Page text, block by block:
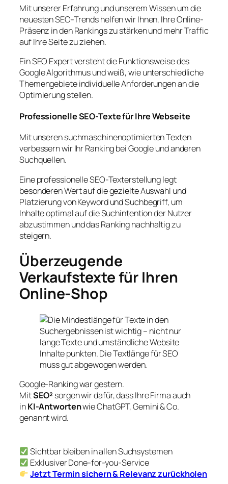
Mit unserer Erfahrung und unserem Wissen um die
neuesten SEO-Trends helfen wir Ihnen, Ihre Online-
Präsenz in den Rankings zu stärken und mehr Traffic
auf Ihre Seite zu ziehen.
Ein SEO Expert versteht die Funktionsweise des
Google Algorithmus und weiß, wie unterschiedliche
Themengebiete individuelle Anforderungen an die
Optimierung stellen.
Professionelle SEO-Texte für Ihre Webseite
Mit unseren suchmaschinenoptimierten Texten
verbessern wir Ihr Ranking bei Google und anderen
Suchquellen.
Eine professionelle SEO-Texterstellung legt
besonderen Wert auf die gezielte Auswahl und
Platzierung von Keyword und Suchbegriff, um
Inhalte optimal auf die Suchintention der Nutzer
abzustimmen und das Ranking nachhaltig zu
steigern.
Überzeugende
Verkaufstexte für Ihren
Online-Shop
Google-Ranking war gestern.
MitSEO² sorgen wir dafür, dass Ihre Firma auch
inKI-Antwortenwie ChatGPT, Gemini & Co.
genannt wird.
Sichtbar bleiben in allen Suchsystemen
Exklusiver Done-for-you-Service
Jetzt Termin sichern & Relevanz zurückholen